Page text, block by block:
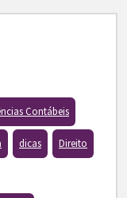
Contábeis
dicas Direito